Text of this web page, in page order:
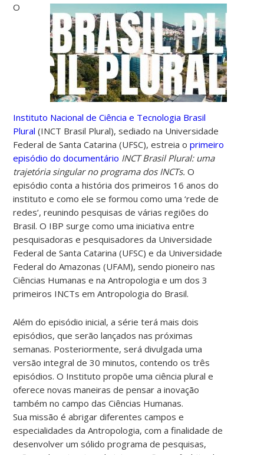
O
Instituto Nacional de Ciência e Tecnologia Brasil
Plural(INCT Brasil Plural), sediado na Universidade
Federal de Santa Catarina (UFSC), estreia o primeiro
episódio do documentário INCT Brasil Plural: uma
trajetória singular no programa dos INCTs.O
episódio conta a história dos primeiros 16 anos do
instituto e como ele se formou como uma ‘rede de
redes’, reunindo pesquisas de várias regiões do
Brasil. O IBP surge como uma iniciativa entre
pesquisadoras e pesquisadores da Universidade
Federal de Santa Catarina (UFSC) e da Universidade
Federal do Amazonas (UFAM), sendo pioneiro nas
Ciências Humanas e na Antropologia e um dos 3
primeiros INCTs em Antropologia do Brasil.
Além do episódio inicial, a série terá mais dois
episódios, que serão lançados nas próximas
semanas. Posteriormente, será divulgada uma
versão integral de 30 minutos, contendo os três
episódios. O Instituto propõe uma ciência plural e
oferece novas maneiras de pensar a inovação
também no campo das Ciências Humanas.
Sua missão é abrigar diferentes campos e
especialidades da Antropologia, com a finalidade de
desenvolver um sólido programa de pesquisas,